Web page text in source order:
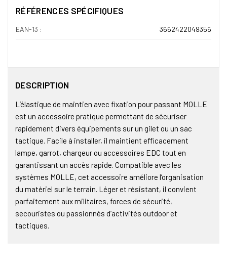
RÉFÉRENCES SPÉCIFIQUES
EAN-13 : 3662422049356
DESCRIPTION
L’élastique de maintien avec fixation pour passant MOLLE
est un accessoire pratique permettant de sécuriser
rapidement divers équipements sur un gilet ou un sac
tactique. Facile à installer, il maintient efficacement
lampe, garrot, chargeur ou accessoires EDC tout en
garantissant un accès rapide. Compatible avec les
systèmes MOLLE, cet accessoire améliore l’organisation
du matériel sur le terrain. Léger et résistant, il convient
parfaitement aux militaires, forces de sécurité,
secouristes ou passionnés d’activités outdoor et
tactiques.